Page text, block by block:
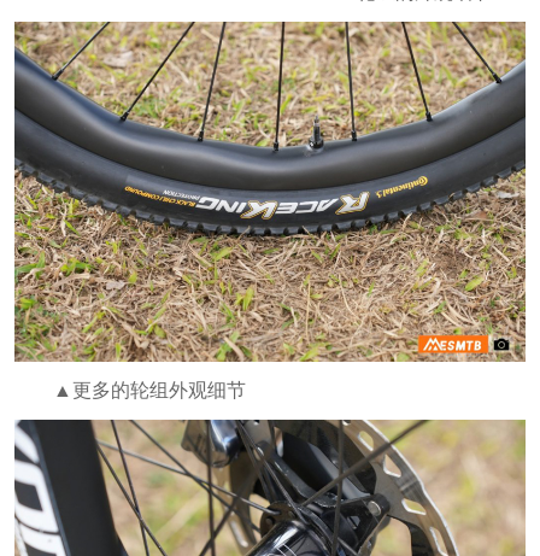
▲更多的轮组外观细节